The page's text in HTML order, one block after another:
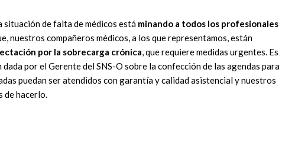
de falta de médicos está minando a todos los profesionales
nuestros compañeros médicos, a los que representamos, están
por la sobrecarga crónica, que requiere medidas urgentes. Es
por el Gerente del SNS-O sobre la confección de las agendas para
puedan ser atendidos con garantía y calidad asistencial y nuestros
de hacerlo.